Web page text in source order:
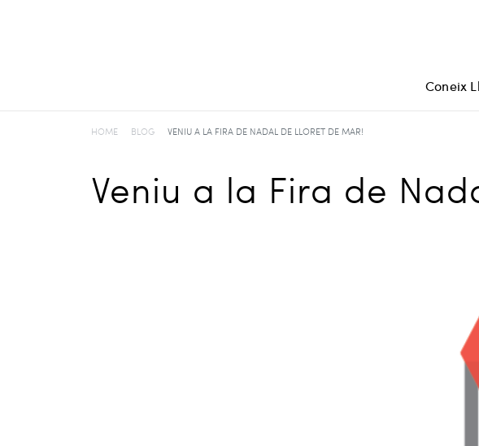
Coneix
HOME BLOG VENIU A LA FIRA DE NADAL DE LLORET DE MAR!
Veniu a la Fira de